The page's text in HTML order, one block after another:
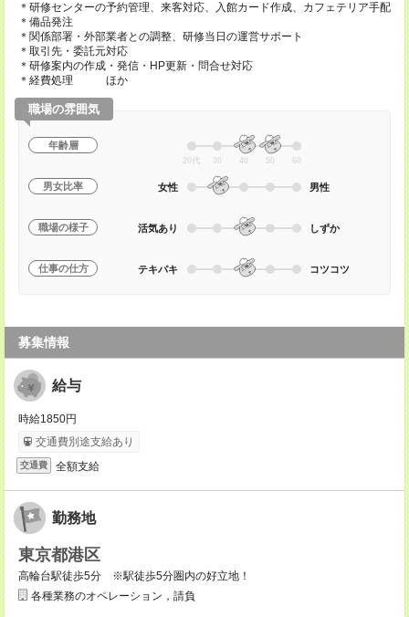
＊研修センターの予約管理、来客対応、入館カード作成、カフェテリア手配
＊備品発注
＊関係部署・外部業者との調整、研修当日の運営サポート
＊取引先・委託元対応
＊研修案内の作成・発信・HP更新・問合せ対応
＊経費処理 ほか
職場の雰囲気
年齢層
20代 30 40 50 60
男女比率 女性 男性
職場の様子 活気あり しずか
仕事の仕方 テキパキ コツコツ
募集情報
給与
時給1850円
交通費別途支給あり
交通費 全額支給
勤務地
東京都港区
高輪台駅徒歩5分 ※駅徒歩5分圏内の好立地！
各種業務のオペレーション，請負